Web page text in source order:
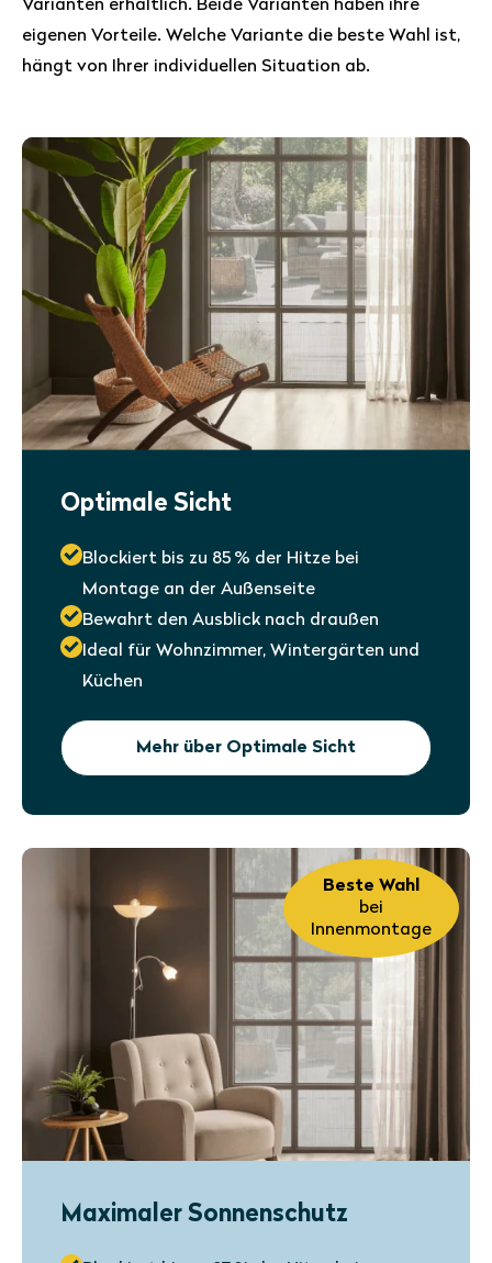
Varianten erhältlich. Beide Varianten haben ihre
eigenen Vorteile. Welche Variante die beste Wahl ist,
hängt von Ihrer individuellen Situation ab.
Optimale Sicht
Blockiert bis zu 85 % der Hitze bei
Montage an der Außenseite
Bewahrt den Ausblick nach draußen
Ideal für Wohnzimmer, Wintergärten und
Küchen
Mehr über Optimale Sicht
Beste Wahl
bei
Innenmontage
Maximaler Sonnenschutz